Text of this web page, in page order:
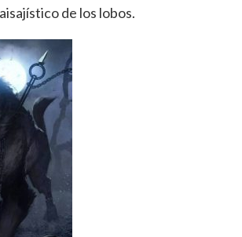
de los lobos.